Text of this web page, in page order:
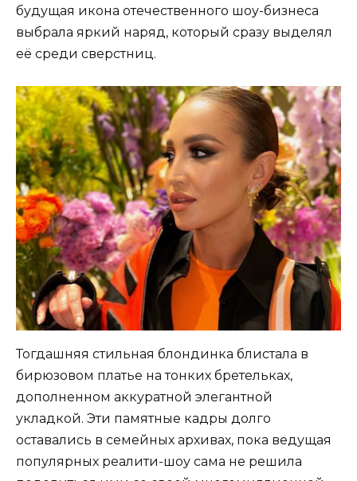
будущая икона отечественного шоу-бизнеса
выбрала яркий наряд, который сразу выделял
её среди сверстниц.
Тогдашняя стильная блондинка блистала в
бирюзовом платье на тонких бретельках,
дополненном аккуратной элегантной
укладкой. Эти памятные кадры долго
оставались в семейных архивах, пока ведущая
популярных реалити-шоу сама не решила